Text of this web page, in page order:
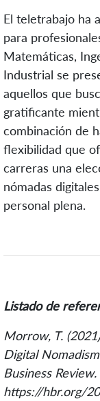
El teletrabajo ha
para
Matemáticas,
Industrial se
aquellos que
gratificante
combinación de
flexibilidad que
carreras una
nómadas
personal plena.
Listado de
Morrow, T.
Digital
Business
https://hbr.org/